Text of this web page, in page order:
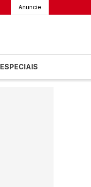
Anuncie
ESPECIAIS